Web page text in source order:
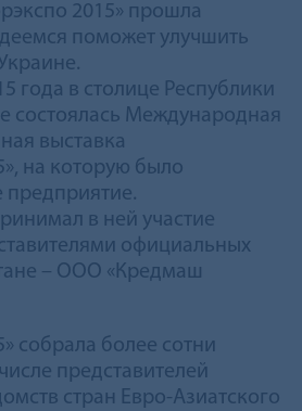
2015» прошла
поможет улучшить
года в столице Республики
состоялась Международная
выставка
на которую было
в ней участие
официальных
– ООО «Кредмаш
собрала более сотни
представителей
стран Евро-Азиатского